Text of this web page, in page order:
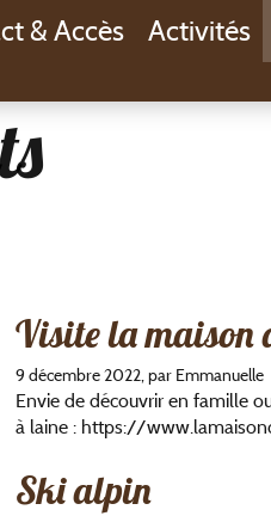
& Accès Activités
Visite la maison
9 décembre 2022, par Emmanuelle
Envie de découvrir en famille
à laine : https://
Ski alpin